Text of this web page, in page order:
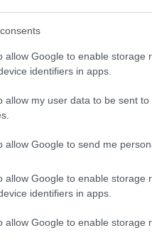
allow Google to enable storage
identifiers in apps.
allow my user data to be sent
allow Google to send me
allow Google to enable storage
identifiers in apps.
allow Google to enable storage